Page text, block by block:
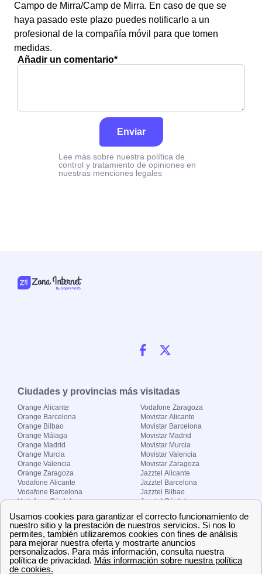
Campo de Mirra/Camp de Mirra. En caso de que se
haya pasado este plazo puedes notificarlo a un
profesional de la compañía móvil para que tomen
medidas.
Añadir un comentario*
Enviar
Lee más sobre nuestra política de
control y tratamiento de opiniones en
nuestras menciones legales
Ciudades y provincias más visitadas
Orange Alicante
Orange Barcelona
Orange Bilbao
Orange Málaga
Orange Madrid
Orange Murcia
Orange Valencia
Orange Zaragoza
Vodafone Alicante
Vodafone Barcelona
Vodafone Córdoba
Vodafone Madrid
Vodafone Murcia
Vodafone Valencia
Vodafone Zaragoza
Movistar Alicante
Movistar Barcelona
Movistar Madrid
Movistar Murcia
Movistar Valencia
Movistar Zaragoza
Jazztel Alicante
Jazztel Barcelona
Jazztel Bilbao
Jazztel Córdoba
Jazztel Málaga
Jazztel Valencia
Jazztel Zaragoza
Sobre Zona-internet.com
¿Quiénes somos?